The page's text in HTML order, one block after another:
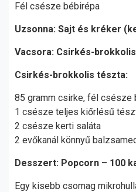
Fél csésze bébirépa
Uzsonna: Sajt és kréker
Vacsora: Csirkés-
Csirkés-brokkolis tészta:
85 gramm csirke, fél csésze
1 csésze teljes kiőrlésű
2 csésze kerti saláta
2 evőkanál könnyű
Desszert: Popcorn – 100
Egy kisebb csomag